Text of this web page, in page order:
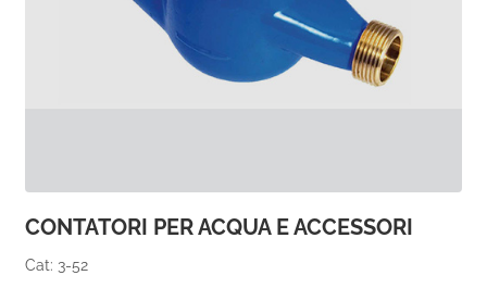
CONTATORI PER ACQUA E ACCESSORI
Cat: 3-52